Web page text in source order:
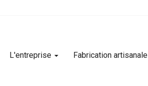
L'entreprise Fabrication artisanale